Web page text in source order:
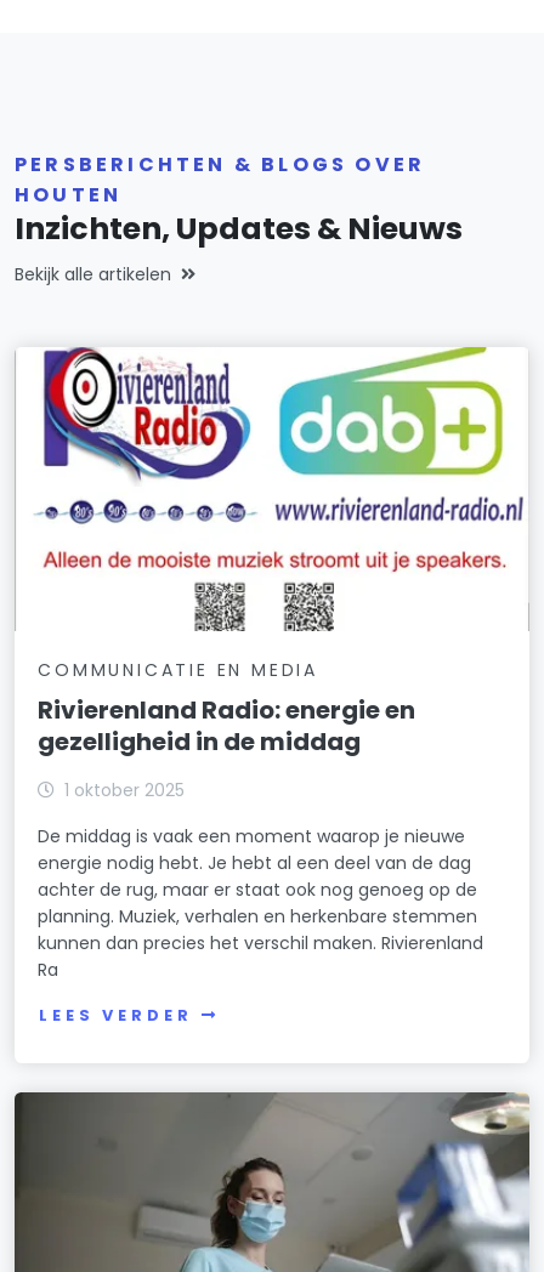
PERSBERICHTEN & BLOGS OVER
HOUTEN
Inzichten, Updates & Nieuws
Bekijk alle artikelen
COMMUNICATIE EN MEDIA
Rivierenland Radio: energie en
gezelligheid in de middag
1 oktober 2025
De middag is vaak een moment waarop je nieuwe
energie nodig hebt. Je hebt al een deel van de dag
achter de rug, maar er staat ook nog genoeg op de
planning. Muziek, verhalen en herkenbare stemmen
kunnen dan precies het verschil maken. Rivierenland
Ra
LEES VERDER